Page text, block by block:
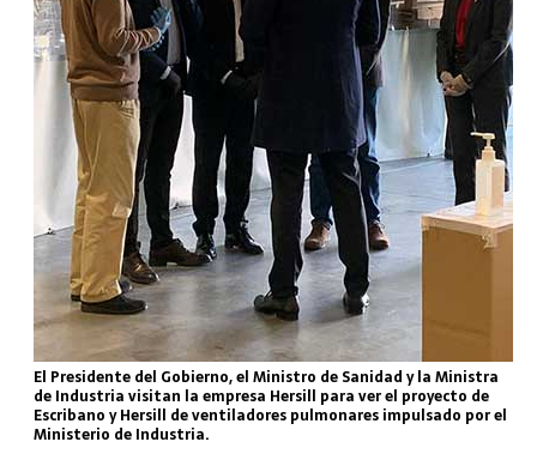
El Presidente del Gobierno, el Ministro de Sanidad y la Ministra
de Industria visitan la empresa Hersill para ver el proyecto de
Escribano y Hersill de ventiladores pulmonares impulsado por el
Ministerio de Industria.